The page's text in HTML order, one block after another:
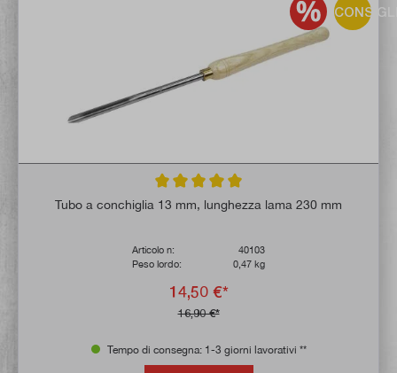
Valutazione media di 5 su 5 stelle
Tubo a conchiglia 13 mm, lunghezza lama 230 mm
Articolo n:
40103
Peso lordo:
0,47 kg
14,50 €*
16,90 €*
Tempo di consegna: 1-3 giorni lavorativi **